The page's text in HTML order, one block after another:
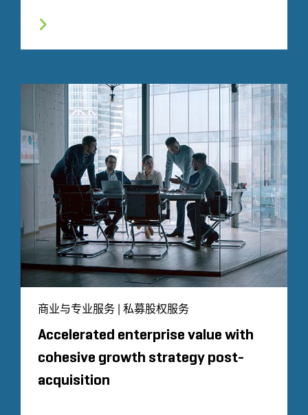
商业与专业服务 | 私募股权服务
Accelerated enterprise value with
cohesive growth strategy post-
acquisition